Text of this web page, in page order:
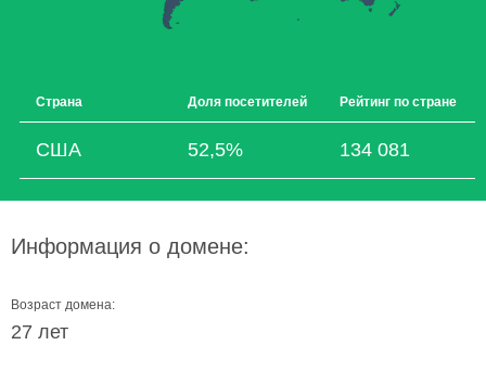
Страна Доля посетителей Рейтинг по стране
США 52,5% 134 081
Информация о домене:
Возраст домена:
27 лет